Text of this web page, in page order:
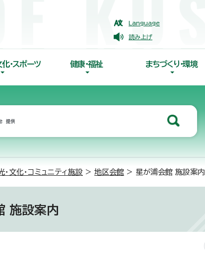
Language
読み上げ
・スポーツ 健康・福祉 まちづくり・環境
・文化・コミュニティ施設 > 地区会館 > 星が浦会館 施設案内
施設案内